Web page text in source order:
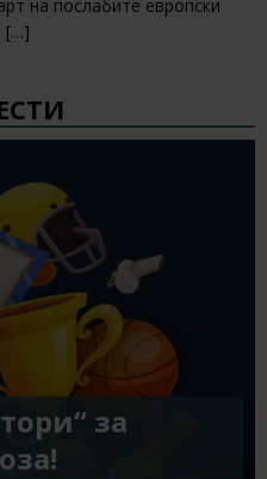
на послабите европски
[…]
за